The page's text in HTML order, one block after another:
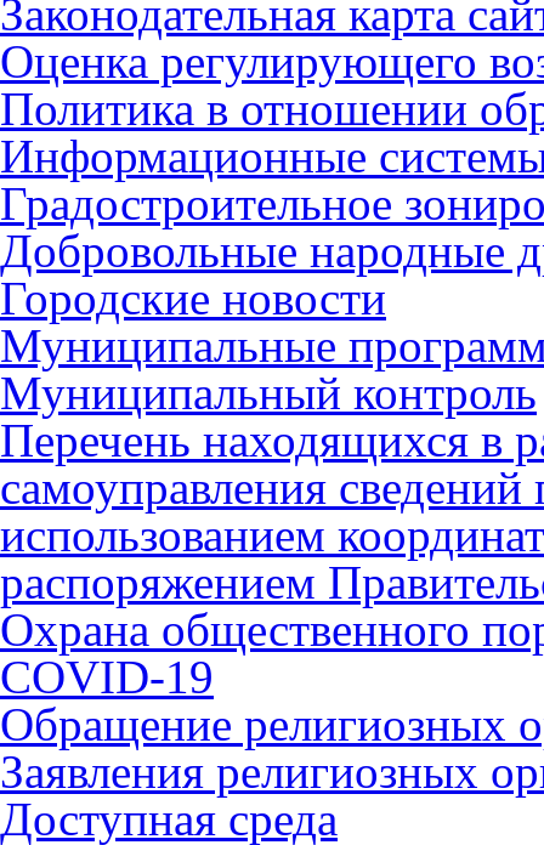
Законодательная карта
Оценка регулирующего
Политика в отношении
Информационные
Градостроительное
Добровольные народные
Городские новости
Муниципальные
Муниципальный контроль
Перечень находящихся в
самоуправления
использованием
распоряжением
Охрана общественного
COVID-19
Обращение религиозных
Заявления религиозных
Доступная среда